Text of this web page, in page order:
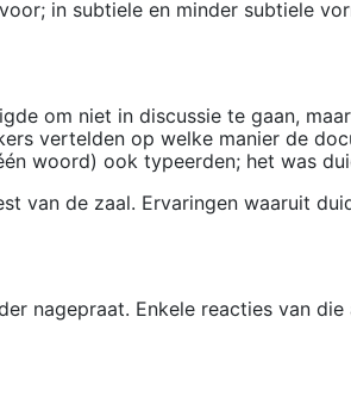
in subtiele en minder subtiele
om niet in discussie te gaan,
vertelden op welke manier de
woord) ook typeerden; het was
van de zaal. Ervaringen waaruit
nagepraat. Enkele reacties van die